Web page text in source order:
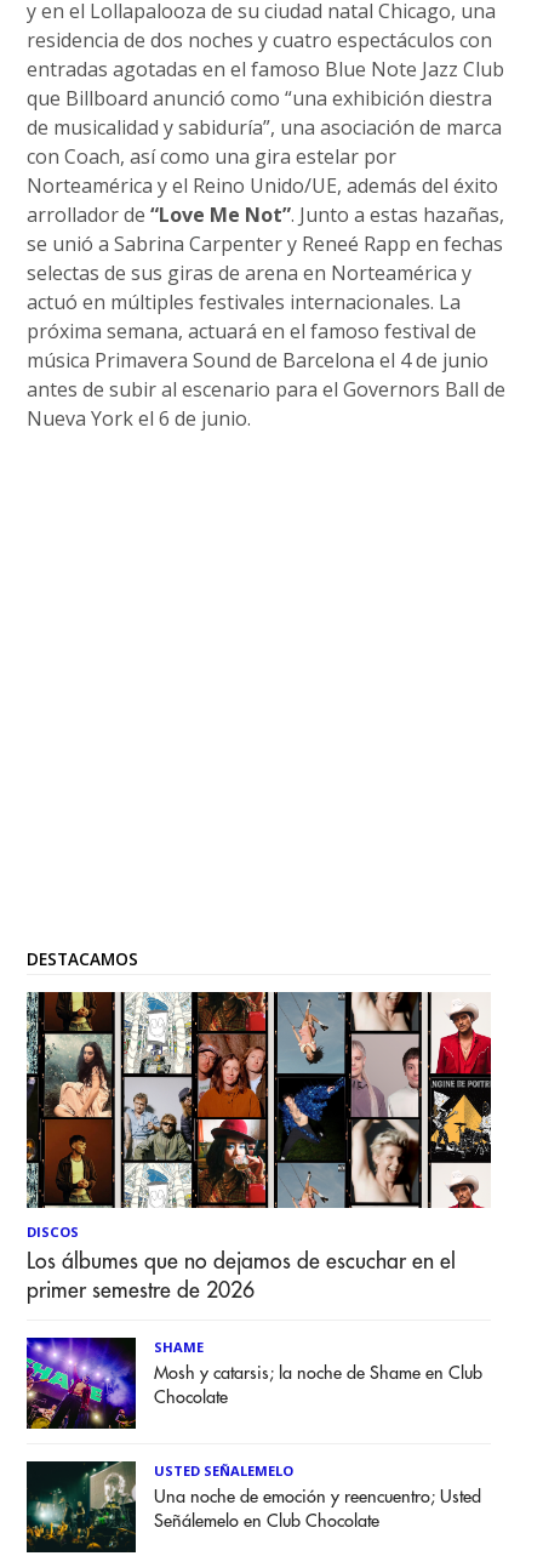
y en el Lollapalooza de su ciudad natal Chicago, una
residencia de dos noches y cuatro espectáculos con
entradas agotadas en el famoso Blue Note Jazz Club
que Billboard anunció como “una exhibición diestra
de musicalidad y sabiduría”, una asociación de marca
con Coach, así como una gira estelar por
Norteamérica y el Reino Unido/UE, además del éxito
arrollador de“Love Me Not”. Junto a estas hazañas,
se unió a Sabrina Carpenter y Reneé Rapp en fechas
selectas de sus giras de arena en Norteamérica y
actuó en múltiples festivales internacionales. La
próxima semana, actuará en el famoso festival de
música Primavera Sound de Barcelona el 4 de junio
antes de subir al escenario para el Governors Ball de
Nueva York el 6 de junio.
DESTACAMOS
DISCOS
Los álbumes que no dejamos de escuchar en el
primer semestre de 2026
SHAME
Mosh y catarsis; la noche de Shame en Club
Chocolate
USTED SEÑALEMELO
Una noche de emoción y reencuentro; Usted
Señálemelo en Club Chocolate